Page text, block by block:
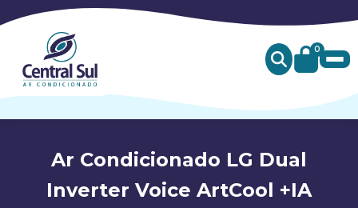
0
Ar Condicionado LG Dual
Inverter Voice ArtCool +IA